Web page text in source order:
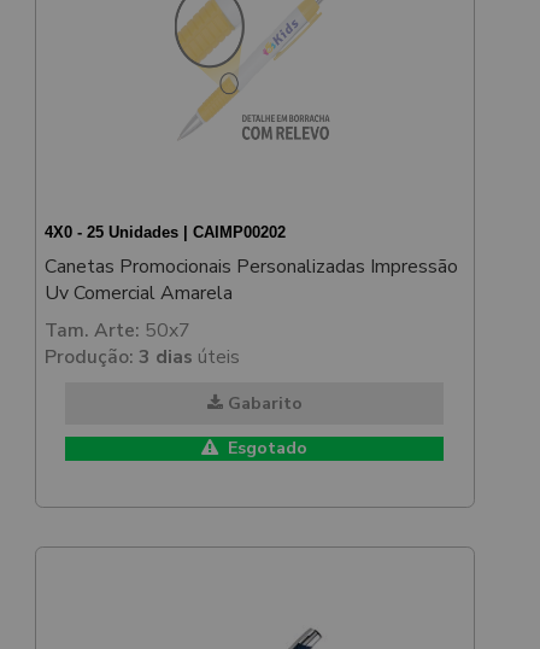
4X0 - 25 Unidades | CAIMP00202
Canetas Promocionais Personalizadas Impressão
Uv Comercial Amarela
Tam. Arte: 50x7
Produção: 3 dias úteis
Gabarito
Esgotado